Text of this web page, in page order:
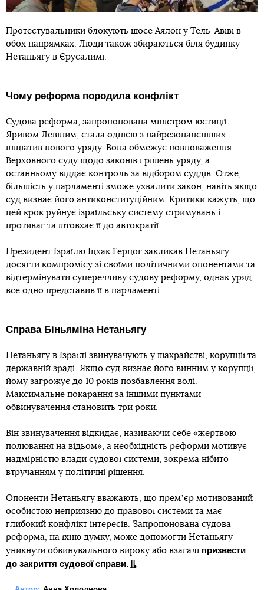
Протестувальники блокують шосе Аялон у Тель-Авіві в
обох напрямках. Люди також збираються біля будинку
Нетаньягу в Єрусалимі.
Чому реформа породила конфлікт
Судова реформа, запропонована міністром юстиції
Яривом Левіним, стала однією з найрезонансніших
ініціатив нового уряду. Вона обмежує повноваження
Верховного суду щодо законів і рішень уряду, а
останньому віддає контроль за відбором суддів. Отже,
більшість у парламенті зможе ухвалити закон, навіть якщо
суд визнає його антиконституційним. Критики кажуть, що
цей крок руйнує ізраїльську систему стримувань і
противаг та штовхає її до автократії.
Президент Ізраїлю Іцхак Герцог закликав Нетаньягу
досягти компромісу зі своїми політичними опонентами та
відтермінувати суперечливу судову реформу, однак уряд
все одно представив її в парламенті.
Справа Біньяміна Нетаньягу
Нетаньягу в Ізраїлі звинувачують у шахрайстві, корупції та
державній зраді. Якщо суд визнає його винним у корупції,
йому загрожує до 10 років позбавлення волі.
Максимальне покарання за іншими пунктами
обвинувачення становить три роки.
Він звинувачення відкидає, називаючи себе «жертвою
полювання на відьом», а необхідність реформи мотивує
надмірністю влади судової системи, зокрема нібито
втручанням у політичні рішення.
Опоненти Нетаньягу вважають, що премʼєр мотивований
особистою неприязню до правової системи та має
глибокий конфлікт інтересів. Запропонована судова
реформа, на їхню думку, може допомогти Нетаньягу
уникнути обвинувального вироку або взагалі призвести
до закриття судової справи.